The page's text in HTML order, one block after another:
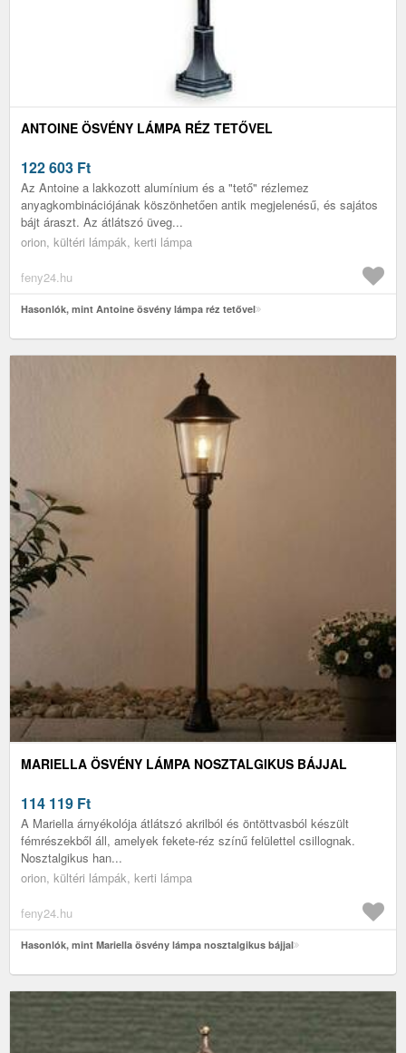
ANTOINE ÖSVÉNY LÁMPA RÉZ TETŐVEL
122 603 Ft
Az Antoine a lakkozott alumínium és a "tető" rézlemez
anyagkombinációjának köszönhetően antik megjelenésű, és sajátos
bájt áraszt. Az átlátszó üveg...
orion, kültéri lámpák, kerti lámpa
feny24.hu
Hasonlók, mint Antoine ösvény lámpa réz tetővel
MARIELLA ÖSVÉNY LÁMPA NOSZTALGIKUS BÁJJAL
114 119 Ft
A Mariella árnyékolója átlátszó akrilból és öntöttvasból készült
fémrészekből áll, amelyek fekete-réz színű felülettel csillognak.
Nosztalgikus han...
orion, kültéri lámpák, kerti lámpa
feny24.hu
Hasonlók, mint Mariella ösvény lámpa nosztalgikus bájjal